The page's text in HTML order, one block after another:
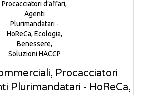
Procacciatori
Plurimandatari - HoReCa,